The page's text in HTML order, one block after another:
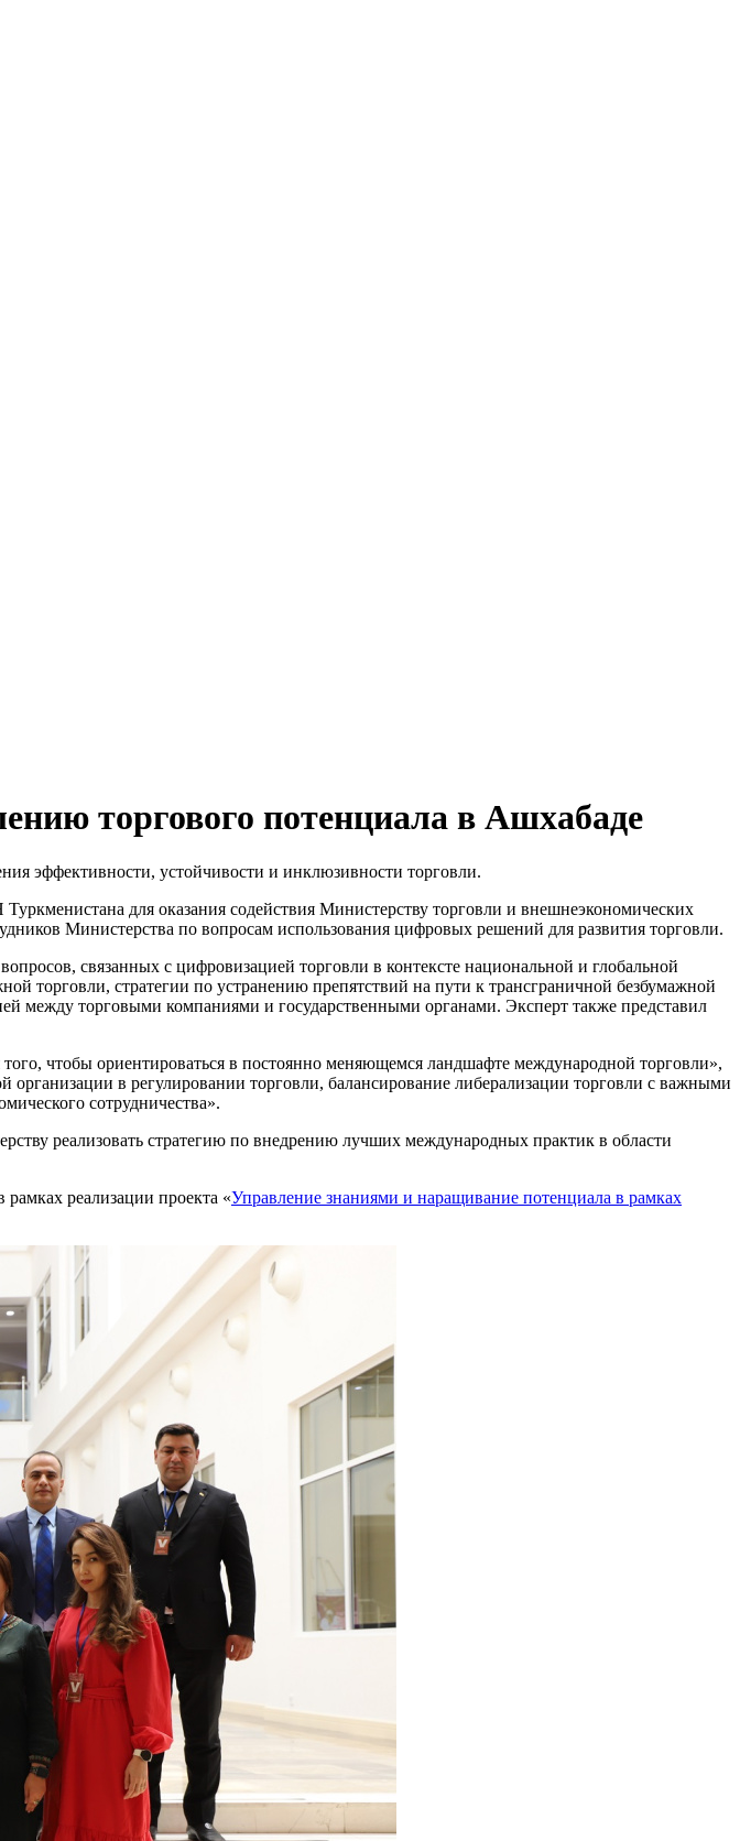
торгового потенциала в Ашхабаде
эффективности, устойчивости и инклюзивности торговли.
для оказания содействия Министерству торговли и внешнеэкономических
Министерства по вопросам использования цифровых решений для развития торговли.
связанных с цифровизацией торговли в контексте национальной и глобальной
торговли, стратегии по устранению препятствий на пути к трансграничной безбумажной
между торговыми компаниями и государственными органами. Эксперт также представил
чтобы ориентироваться в постоянно меняющемся ландшафте международной торговли»,
в регулировании торговли, балансирование либерализации торговли с важными
сотрудничества».
реализовать стратегию по внедрению лучших международных практик в области
реализации проекта «Управление знаниями и наращивание потенциала в рамках